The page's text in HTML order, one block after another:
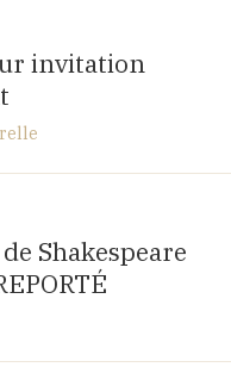
Erezée, BELGIQUE
invitation
25110 BAUME-LES-DAMES
Shakespeare